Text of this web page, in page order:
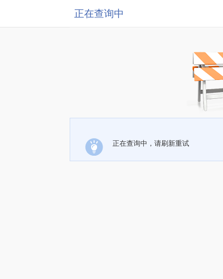
正在查询中
正在查询中，请刷新重试